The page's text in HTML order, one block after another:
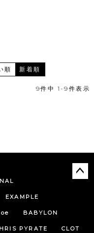
順 新着順
9件中 1 -9 件表示
EXAMPLE
BABYLON
PYRATE CLOT